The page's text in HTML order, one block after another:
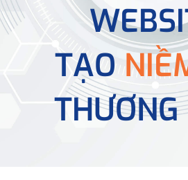
TẠO